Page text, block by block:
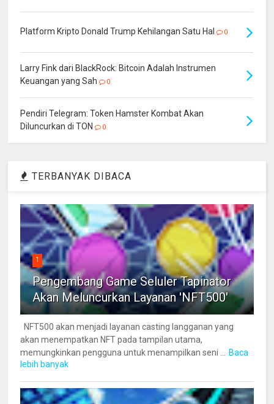
Platform Kripto Donald Trump Kehilangan Satu Hal 0
Larry Fink dari BlackRock: Bitcoin Adalah Instrumen
Keuangan yang Sah
0
Pendiri Telegram: Token Hamster Kombat Akan
Diluncurkan di TON
0
TERBANYAK DIBACA
1
Pengembang Game Seluler Tapinator
Akan Meluncurkan Layanan 'NFT500'
NFT500 akan menjadi layanan casting langganan yang
akan menempatkan NFT pada tampilan utama,
memungkinkan pengguna untuk menampilkan seni ...
Baca
lebih banyak